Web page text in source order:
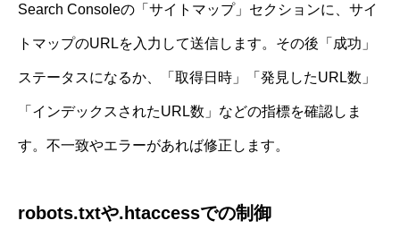
Search Consoleの「サイトマップ」セクションに、サイ
トマップのURLを入力して送信します。その後「成功」
ステータスになるか、「取得日時」「発見したURL数」
「インデックスされたURL数」などの指標を確認しま
す。不一致やエラーがあれば修正します。
robots.txtや.htaccessでの制御